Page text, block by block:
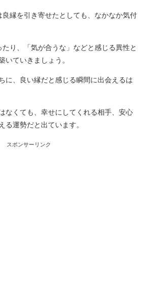
縁を引き寄せたとしても、なかなか気付
り、「気が合うな」などと感じる異性と
いていきましょう。
に、良い縁だと感じる瞬間に出会えるは
なくても、幸せにしてくれる相手、安心
る運勢だと出ています。
スポンサーリンク